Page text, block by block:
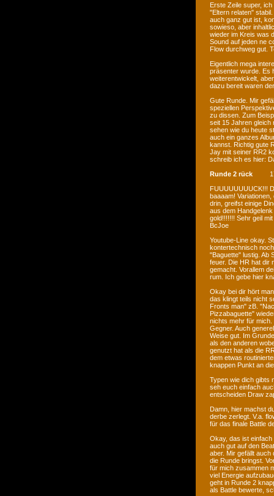
Erste Zeile super,
"Eltern relaten"
auch ganz gut ist,
sowieso, aber
wieder im Kreis was
Sound auf jeden ne
Flow durchweg gut.
Eigentlich mega
präsenter wurde. Es
weiterentwickelt,
dazu bereit waren
Gute Runde. Mir
speziellen
zu dissen. Zum
seit 15 Jahren gleich
sehen wie du heute
auch ein ganzes
kannst. Richtig gute
Jay mit seiner RR2
schreib ich es hier:
Runde 2 rück
FUUUUUUUUCK!!!
baaaam!
drin, greifst einige
aus dem
gold!!!!!!! Sehr geil
BcJoe
Youtube-Line okay.
kontertechnisch
"Baguette" lustig. Ab
feuer. Die HR hat dir
gemacht. Vorallem
rum. Ich gebe hier
Okay bei dir hört
das klingt teils nicht
Fronts man" zB.
Pizzabaguette"
nichts mehr für
Gegner. Auch
Weise gut. Im
als den anderen
genutzt hat als die
dem etwas
knappen Punkt an
Typen wie dich gibts
seh euch einfach
entscheiden Draw
Damn, hier machst
derbe zerlegt. V.a.
für das finale Battle
Okay, das ist
auch gut auf den
aber. Mir gefällt
die Runde bringst.
für mich zusammen
viel Energie
geht in Runde 2
als Battle bewerte,